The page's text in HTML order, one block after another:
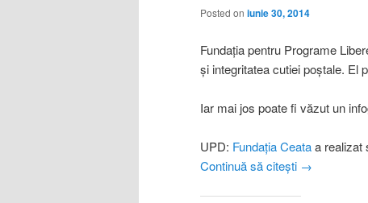
Posted on iunie 30, 2014
Fundația pentru Programe
și integritatea cutiei poștale. El
Iar mai jos poate fi văzut un
UPD: Fundația Ceataa realizat
Continuă să citești →